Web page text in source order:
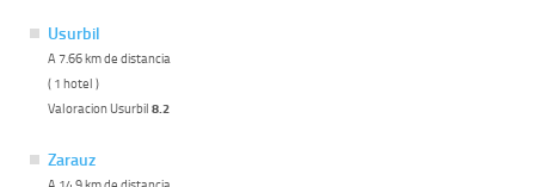
Usurbil
A 7.66 km de distancia
( 1 hotel )
Valoracion Usurbil 8.2
Zarauz